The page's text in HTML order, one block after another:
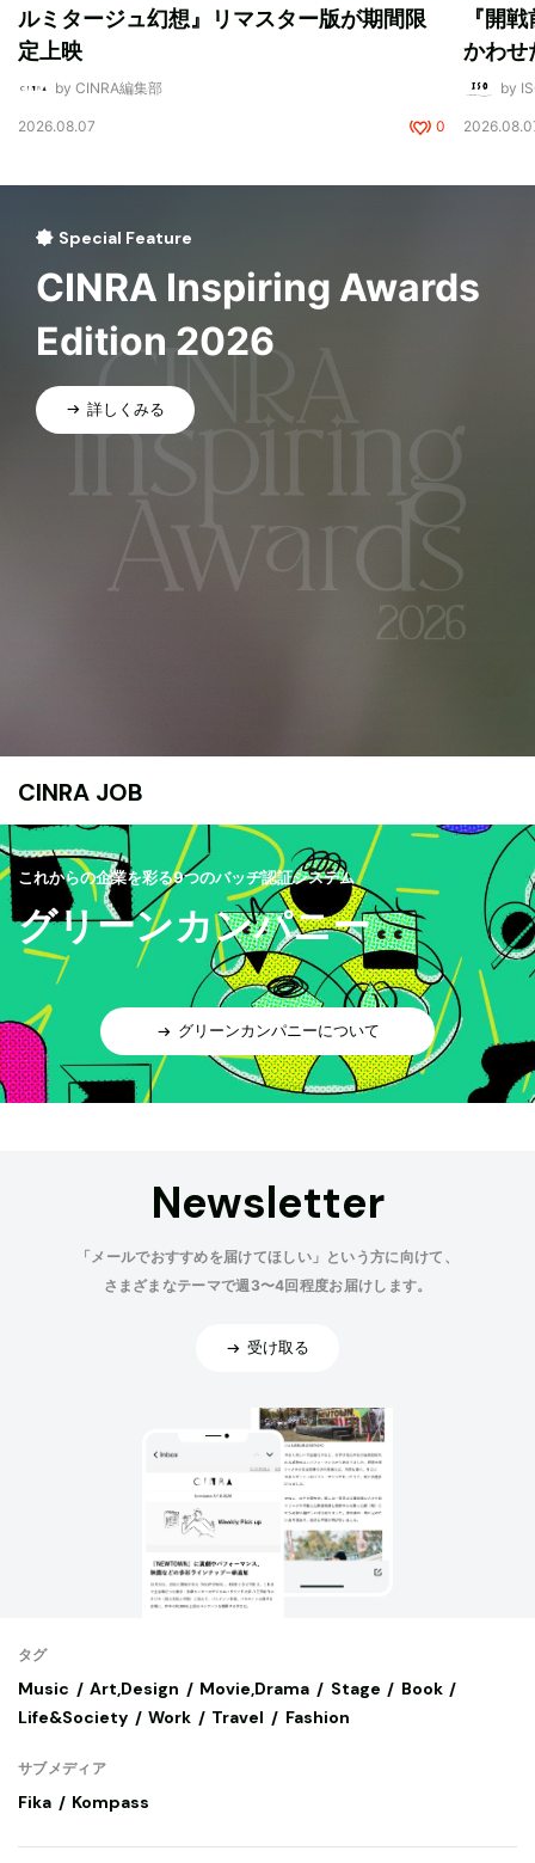
ルミタージュ幻想』リマスター版が期間限
定上映
by CINRA編集部
2026.08.07 0
『開
かわせ
by
Special Feature
CINRA Inspiring Awards
Edition 2026
詳しくみる
CINRA JOB
これからの企業を彩る9つのバッヂ認証システム
グリーンカンパニー
グリーンカンパニーについて
Newsletter
「メールでおすすめを届けてほしい」という方に向けて、
さまざまなテーマで週3〜4回程度お届けします。
受け取る
タグ
Music Art,Design Movie,Drama Stage
Book
Life&Society
Work Travel Fashion
サブメディア
Fika Kompass